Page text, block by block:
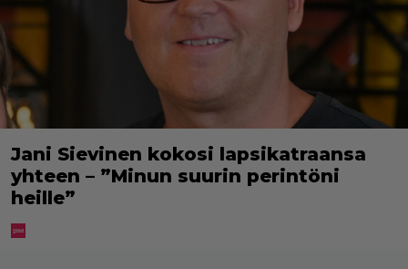
Jani Sievinen kokosi lapsikatraansa
yhteen – ”Minun suurin perintöni
heille”